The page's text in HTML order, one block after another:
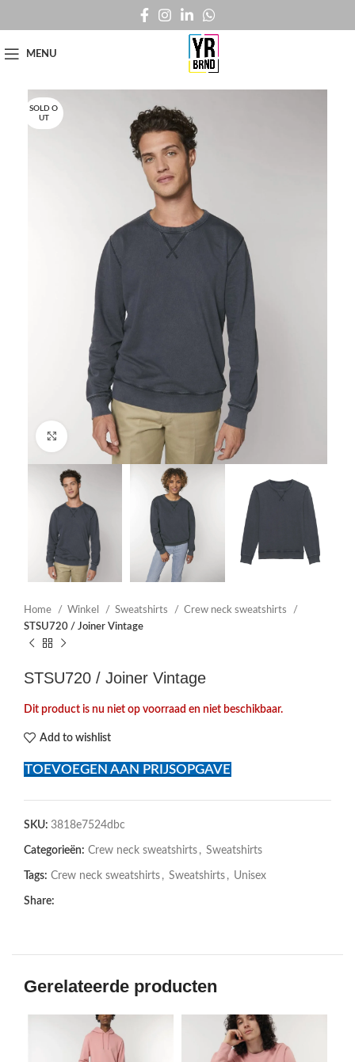
MENU
SOLD O
UT
Click to enlarge
Home Winkel Sweatshirts
Crew neck sweatshirts
STSU720 / Joiner Vintage
STSU720 / Joiner Vintage
Dit product is nu niet op voorraad en niet beschikbaar.
Add to wishlist
TOEVOEGEN AAN PRIJSOPGAVE
SKU: 3818e7524dbc
Categorieën: Crew neck sweatshirts , Sweatshirts
Tags: Crew neck sweatshirts , Sweatshirts , Unisex
Share:
Gerelateerde producten